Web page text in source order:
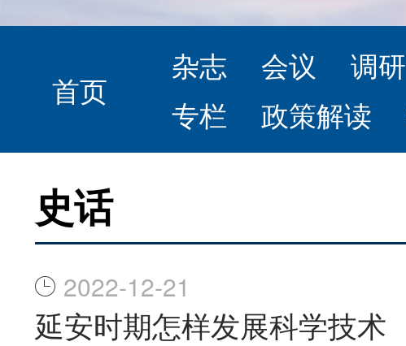
首页
杂志 会议 调研
专栏
政策解读
史话
2022-12-21
延安时期怎样发展科学技术